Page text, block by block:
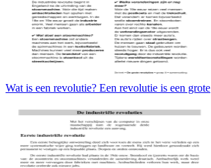
Wat is een revolutie? Een revolutie is een grote